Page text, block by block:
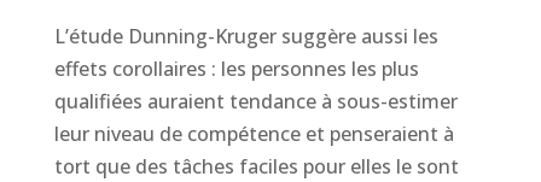
L’étude Dunning-Kruger suggère aussi les
effets corollaires : les personnes les plus
qualifiées auraient tendance à sous-estimer
leur niveau de compétence et penseraient à
tort que des tâches faciles pour elles le sont